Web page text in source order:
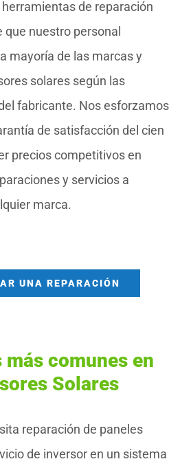
de reparación
nuestro personal
mayoría de las marcas y
solares según las
fabricante. Nos esforzamos
de satisfacción del cien
precios competitivos en
y servicios a
marca.
UNA REPARACIÓN
comunes en
Solares
reparación de paneles
de inversor en un sistema